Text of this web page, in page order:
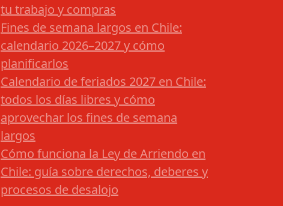
tu trabajo y compras
Fines de semana largos en Chile:
calendario 2026–2027 y cómo
planificarlos
Calendario de feriados 2027 en Chile:
todos los días libres y cómo
aprovechar los fines de semana
largos
Cómo funciona la Ley de Arriendo en
Chile: guía sobre derechos, deberes y
procesos de desalojo